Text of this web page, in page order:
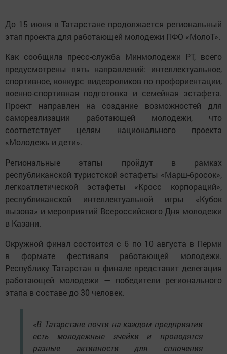
До 15 июня в Татарстане продолжается региональный
этап проекта для работающей молодежи ПФО «МолоТ».
Как сообщила пресс-служба Минмолодежи РТ, всего
предусмотрены пять направлений: интеллектуальное,
спортивное, конкурс видеороликов по профориентации,
военно-спортивная подготовка и семейная эстафета.
Проект направлен на создание возможностей для
самореализации работающей молодежи, что
соответствует целям национального проекта
«Молодежь и дети».
Региональные этапы пройдут в рамках
республиканской туристской эстафеты «Марш-бросок»,
легкоатлетической эстафеты «Кросс корпораций»,
республиканской интеллектуальной игры «Кубок
вызова» и мероприятий Всероссийского Дня молодежи
в Казани.
Окружной финал состоится с 6 по 10 августа в Перми
в формате фестиваля работающей молодежи.
Республику Татарстан в финале представит делегация
работающей молодежи — победители регионального
этапа в составе до 30 человек.
«В Татарстане почти на каждом предприятии
есть молодежные ячейки и проводятся
разные активности для сплочения